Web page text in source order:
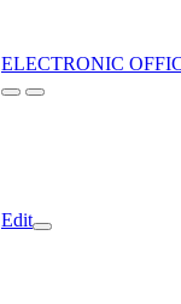
ELECTRONIC
Edit